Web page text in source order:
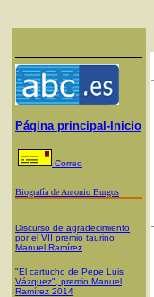
Página principal-Inicio
Correo
Biografía de Antonio Burgos
Discurso de agradecimiento
por el VII premio taurino
Manuel Ramírez
"El cartucho de Pepe Luis
Vázquez", premio Manuel
Ramírez 2014